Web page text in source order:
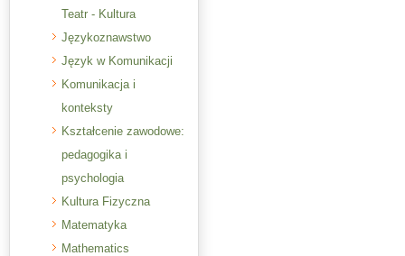
Teatr - Kultura
Językoznawstwo
Język w Komunikacji
Komunikacja i
konteksty
Kształcenie zawodowe:
pedagogika i
psychologia
Kultura Fizyczna
Matematyka
Mathematics